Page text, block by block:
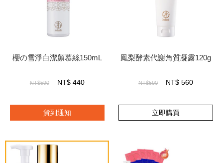
櫻の雪淨白潔顏慕絲150mL
NT$590 NT$ 440
貨到通知
鳳梨酵素代謝角質凝露120g
NT$590 NT$560
立即購買